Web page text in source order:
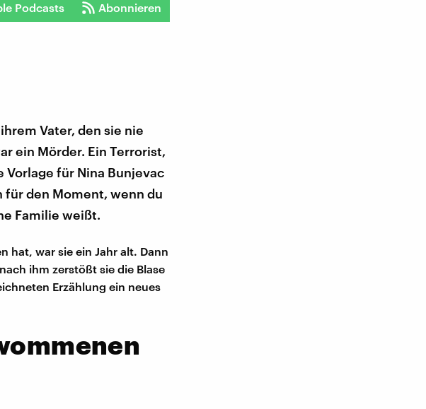
Podcasts Abonnieren
Vater, den sie nie
ein Mörder. Ein Terrorist,
für Nina Bunjevac
für den Moment, wenn du
Familie weißt.
hat, war sie ein Jahr alt. Dann
ihm zerstößt sie die Blase
Erzählung ein neues